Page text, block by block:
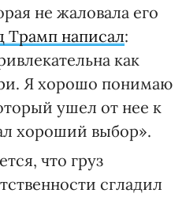
не жаловала его
Трамп написал:
как
Я хорошо понимаю
ушел от нее к
хороший выбор».
что груз
сгладил